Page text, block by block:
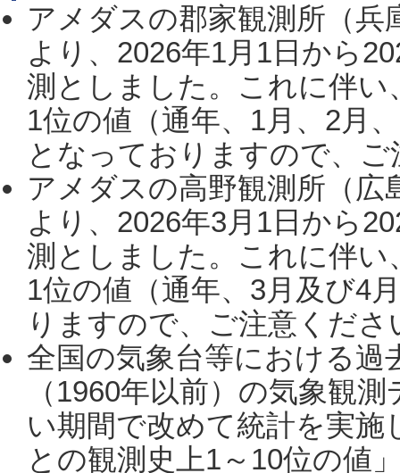
アメダスの郡家観測所（
より、2026年1月1日から
測としました。これに伴い
1位の値（通年、1月、2月
となっておりますので、
アメダスの高野観測所（
より、2026年3月1日から
測としました。これに伴い
1位の値（通年、3月及び4
りますので、ご注意くだ
全国の気象台等における過
（1960年以前）の気象観
い期間で改めて統計を実
との観測史上1～10位の値